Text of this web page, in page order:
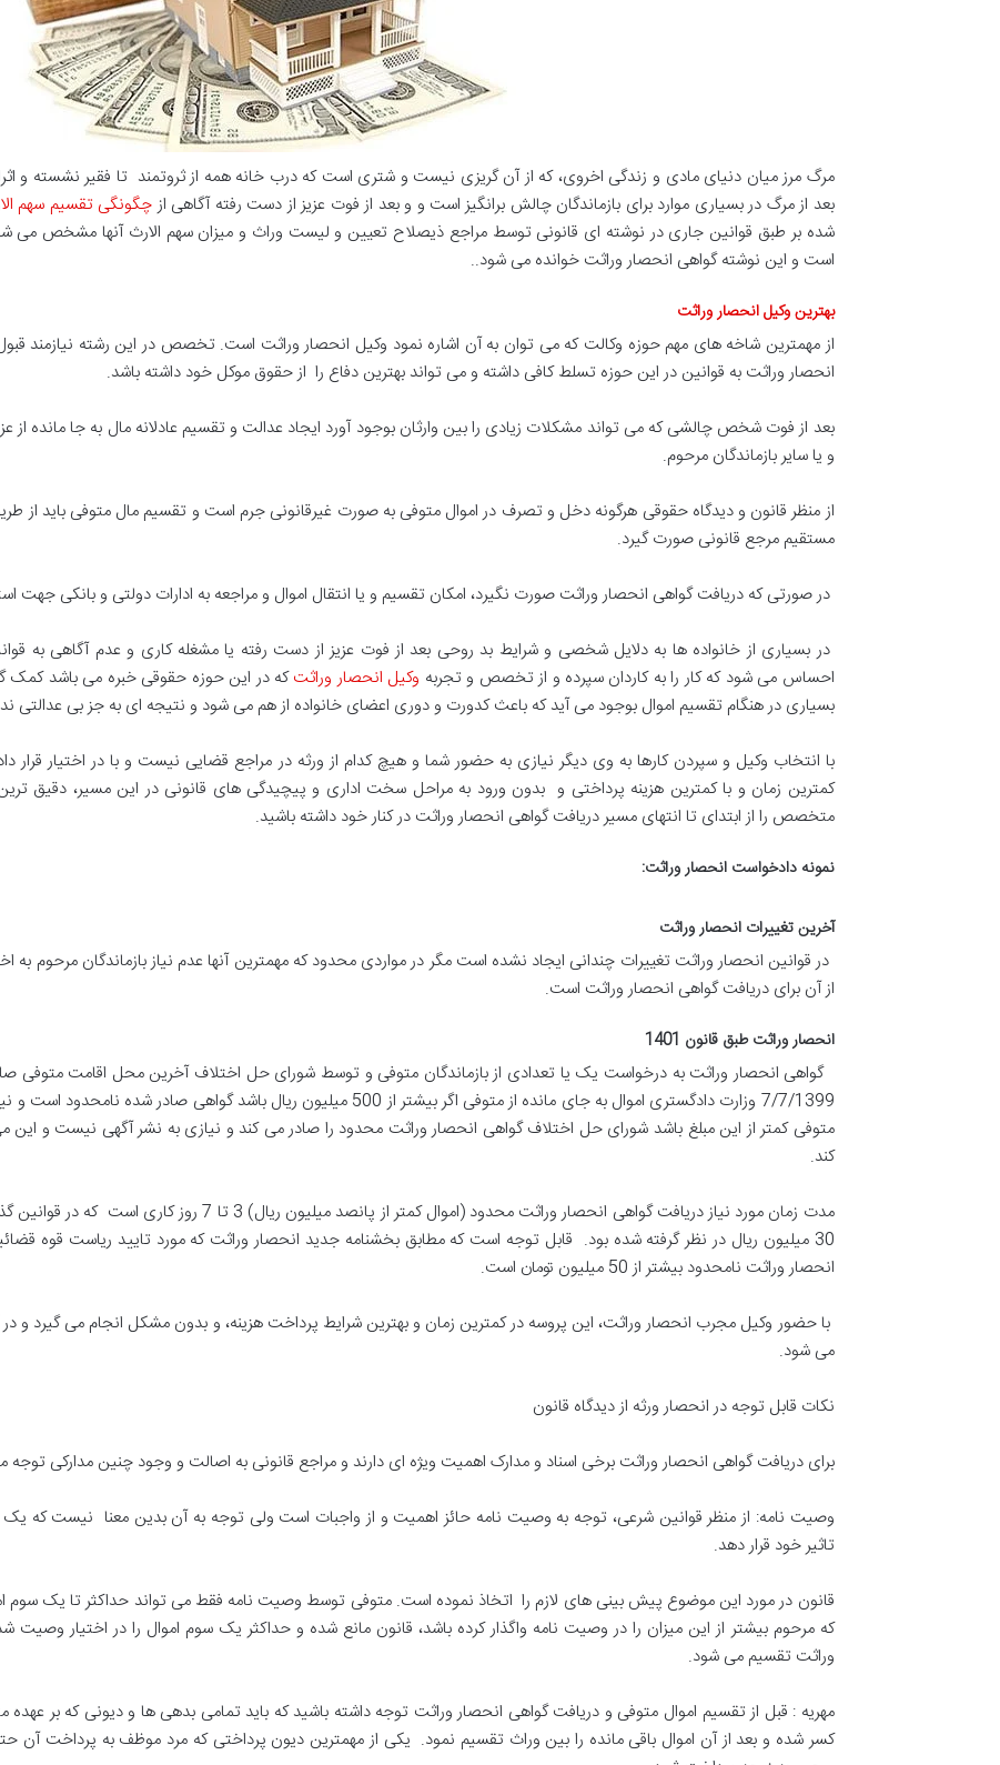
مرگ مرز میان دنیای مادی و زندگی اخروی، که از آن گریزی نیست و شتری است که درب خانه همه از ثروتمند تا فقیر نشسته و
بعد از مرگ در بسیاری موارد برای بازماندگان چالش برانگیز است و و بعد از فوت عزیز از دست رفته آگاهی ازچگونگی تقسیم سهم
شده بر طبق قوانین جاری در نوشته ای قانونی توسط مراجع ذیصلاح تعیین و لیست وراث و میزان سهم الارث آنها مشخص می
است و این نوشته گواهی انحصار وراثت خوانده می شود..
بهترین وکیل انحصار وراثت
از مهمترین شاخه های مهم حوزه وکالت که می توان به آن اشاره نمود وکیل انحصار وراثت است. تخصص در این رشته نیازمند
انحصار وراثت به قوانین در این حوزه تسلط کافی داشته و می تواند بهترین دفاع را از حقوق موکل خود داشته باشد.
بعد از فوت شخص چالشی که می تواند مشکلات زیادی را بین وارثان بوجود آورد ایجاد عدالت و تقسیم عادلانه مال به جا مانده از
و یا سایر بازماندگان مرحوم.
از منظر قانون و دیدگاه حقوقی هرگونه دخل و تصرف در اموال متوفی به صورت غیرقانونی جرم است و تقسیم مال متوفی باید از
مستقیم مرجع قانونی صورت گیرد.
در صورتی که دریافت گواهی انحصار وراثت صورت نگیرد، امکان تقسیم و یا انتقال اموال و مراجعه به ادارات دولتی و بانکی جهت
در بسیاری از خانواده ها به دلایل شخصی و شرایط بد روحی بعد از فوت عزیز از دست رفته یا مشغله کاری و عدم آگاهی به
احساس می شود که کار را به کاردان سپرده و از تخصص و تجربه وکیل انحصار وراثتکه در این حوزه حقوقی خبره می باشد کمک
بسیاری در هنگام تقسیم اموال بوجود می آید که باعث کدورت و دوری اعضای خانواده از هم می شود و نتیجه ای به جز بی عدالتی
با انتخاب وکیل و سپردن کارها به وی دیگر نیازی به حضور شما و هیچ کدام از ورثه در مراجع قضایی نیست و با در اختیار
کمترین زمان و با کمترین هزینه پرداختی و بدون ورود به مراحل سخت اداری و پیچیدگی های قانونی در این مسیر، دقیق
متخصص را از ابتدای تا انتهای مسیر دریافت گواهی انحصار وراثت در کنار خود داشته باشید.
نمونه دادخواست انحصار وراثت:
آخرین تغییرات انحصار وراثت
از آن برای دریافت گواهی انحصار وراثت است.
انحصار وراثت طبق قانون 1401
7/7/1399 وزارت دادگستری اموال به جای مانده از متوفی اگر بیشتر از 500 میلیون ریال
متوفی کمتر از این مبلغ باشد شورای حل اختلاف گواهی انحصار وراثت محدود را صادر می کند و نیازی به نشر آگهی نیست و این
کند.
مدت زمان مورد نیاز دریافت گواهی انحصار وراثت محدود (اموال
30 میلیون ریال در نظر گرفته شده بود. قابل توجه است که مطابق بخشنامه جدید انحصار وراثت که مورد تایید ریاست قوه
انحصار وراثت نامحدود بیشتر از 50 میلیون تومان است.
با حضور وکیل مجرب انحصار وراثت، این پروسه در کمترین زمان و بهترین شرایط پرداخت هزینه، و بدون مشکل انجام می گیرد
می شود.
نکات قابل توجه در انحصار ورثه از دیدگاه قانون
برای دریافت گواهی انحصار وراثت برخی اسناد و مدارک اهمیت ویژه ای دارند و مراجع قانونی به اصالت و وجود چنین مدارکی توجه
وصیت نامه: از منظر قوانین شرعی، توجه به وصیت نامه حائز اهمیت و از واجبات است ولی توجه به آن بدین معنا نیست که یک
تاثیر خود قرار دهد.
قانون در مورد این موضوع پیش بینی های لازم را اتخاذ نموده است. متوفی توسط وصیت نامه فقط می تواند حداکثر تا یک سوم
که مرحوم بیشتر از این میزان را در وصیت نامه واگذار کرده باشد، قانون مانع شده و حداکثر یک سوم اموال را در اختیار وصیت
وراثت تقسیم می شود.
مهریه : قبل از تقسیم اموال متوفی و دریافت گواهی انحصار وراثت توجه داشته باشید که باید تمامی بدهی ها و دیونی که بر
کسر شده و بعد از آن اموال باقی مانده را بین وراث تقسیم نمود. یکی از مهمترین دیون پرداختی که مرد موظف به پرداخت آن